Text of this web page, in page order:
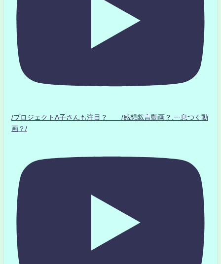
/プロジェクトA子さんも注目？ /感想戯言動画？.一息つく動
画？/